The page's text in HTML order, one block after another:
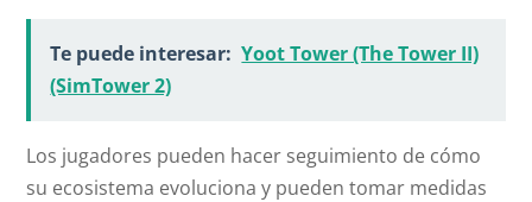
Te puede interesar: Yoot Tower (The Tower II)
(SimTower 2)
Los jugadores pueden hacer seguimiento de cómo
su ecosistema evoluciona y pueden tomar medidas